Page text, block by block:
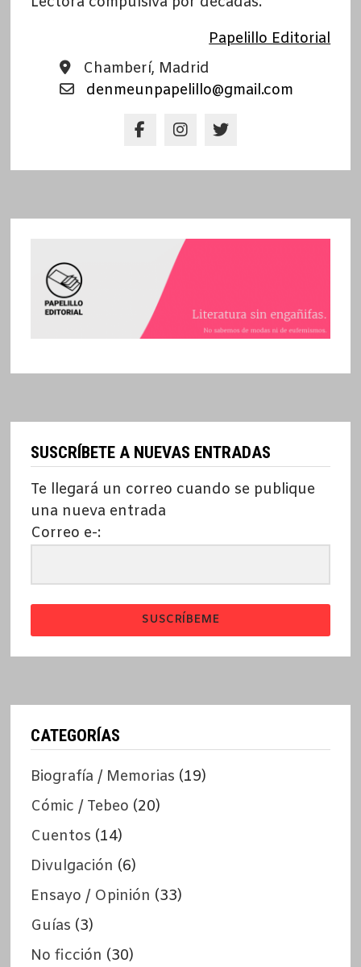
Papelillo Editorial
Chamberí, Madrid
denmeunpapelillo@gmail.com
SUSCRÍBETE A NUEVAS ENTRADAS
Te llegará un correo cuando se publique
una nueva entrada
Correo e-:
SUSCRÍBEME
CATEGORÍAS
Biografía / Memorias (19)
Cómic / Tebeo (20)
Cuentos (14)
Divulgación (6)
Ensayo / Opinión (33)
Guías (3)
No ficción (30)